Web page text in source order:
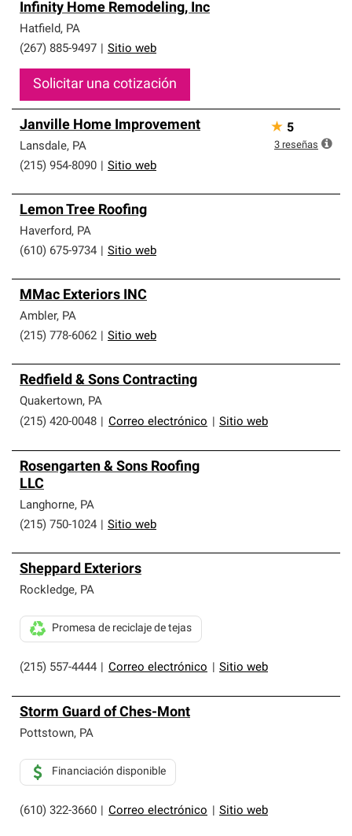
Infinity Home Remodeling, Inc
Hatfield, PA
(267) 885-9497
Sitio web
Solicitar una cotización
Janville Home Improvement
Lansdale, PA
(215) 954-8090
Sitio web
★ 5
3 reseñas
Lemon Tree Roofing
Haverford, PA
(610) 675-9734
Sitio web
MMac Exteriors INC
Ambler, PA
(215) 778-6062
Sitio web
Redfield & Sons Contracting
Quakertown, PA
(215) 420-0048
Correo electrónico Sitio web
Rosengarten & Sons Roofing
LLC
Langhorne, PA
(215) 750-1024
Sitio web
Sheppard Exteriors
Rockledge, PA
(215) 557-4444 Correo electrónico Sitio web
Promesa de reciclaje de tejas
Storm Guard of Ches-Mont
Pottstown, PA
(610) 322-3660 Correo electrónico Sitio web
Financiación disponible